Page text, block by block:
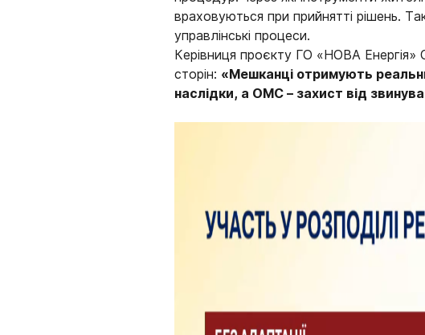
враховуються при прийнятті рішень.
управлінські процеси.
Керівниця проєкту ГО «НОВА Енергія»
сторін: «Мешканці отримують
наслідки, а ОМС – захист від